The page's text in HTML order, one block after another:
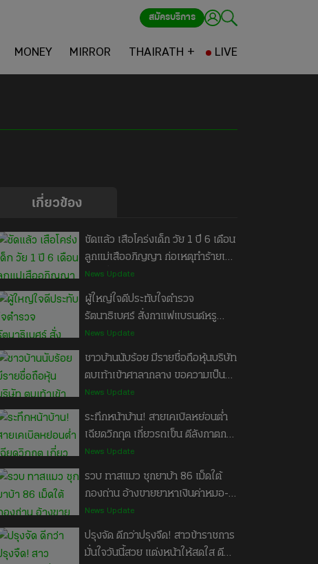
สมัครบริการ
MONEY MIRROR THAIRATH + LIVE
เกี่ยวข้อง
ชัดแล้ว เสือโคร่งเด็ก วัย 1 ปี 6 เดือน
ลูกแม่เสืออภิญญา ก่อเหตุทำร้ายเจ้า
หน้าที่ห้วยขาแข้งเสียชีวิต ชี้สาเหตุ
ทำไมเสือถึงทำร้ายมนุษย์ ยันยังไม่ใช่
เสือกินคน พร้อมเปิดมาตรการจัดการ
หน้าที่ซ้ำ ต้องจับปรับพฤติกรรม
#เสือโคร่ง #ห้วยขาแข้ง #เจ้าหน้าที่
พิทักษ์ป่าห้วยขาแข้ง
News Update
ผู้ใหญ่ใจดีประทับใจตำรวจ
รัตนาธิเบศร์ สั่งกาแฟแบรนด์หรู
เกือบ 20 แก้ว ราคา 3 พันกว่าบาท
เลี้ยงทั้ง สภ.
News Update
ชาวบ้านนับร้อย มีรายชื่อถือหุ้นบริษัท
ตบเท้าเข้าศาลากลาง ขอความเป็น
ธรรมโดนลักลอบนำเอกสารสำคัญไป
ใช้โดยไม่ได้รับอนุญาต ทำชวดสิทธิ์
บัตรสวัสดิการแห่งรัฐ
News Update
ระทึกหน้าบ้าน! สายเคเบิลหย่อนต่ำ
เฉียดวิกฤต เกี่ยวรถเข็น ตีลังกาตก
กระบะ จี้แก้ไขด่วน #สายไฟ #สาย
เคเบิล #สายอินเทอร์เน็ต #เตือนภัย
#POPPU
News Update
รวบ ทาสแมว ซุกยาบ้า 86 เม็ดใต้
กองถ่าน อ้างขายยาหาเงินค่าหมอ-
อาหาร เลี้ยงแมว 54 ตัว
News Update
ปรุงจัด ดีกว่าปรุงจืด! สาวข้าราชการ
มั่นใจวันนี้สวย แต่งหน้าให้สดใส ดี